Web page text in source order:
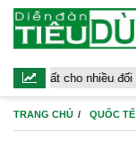
đối tượng được
TRANG CHỦ QUỐC TẾ